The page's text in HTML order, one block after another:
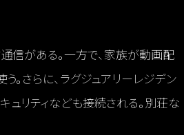
信がある。一方で、家族が動画配
。さらに、ラグジュアリーレジデン
ュリティなども接続される。別荘な